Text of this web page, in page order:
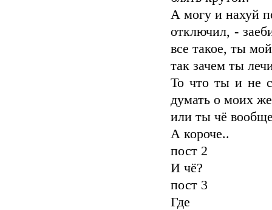
А могу и нахуй
отключил, -
все такое, ты
так зачем ты
То что ты и не
думать о моих
или ты чё
А короче..
пост 2
И чё?
пост 3
Где